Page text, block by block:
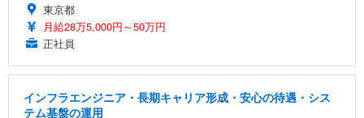
東京都
月給28万5,000円～50万円
正社員
インフラエンジニア・長期キャリア形成・安心の待遇・シス
テム基盤の運用